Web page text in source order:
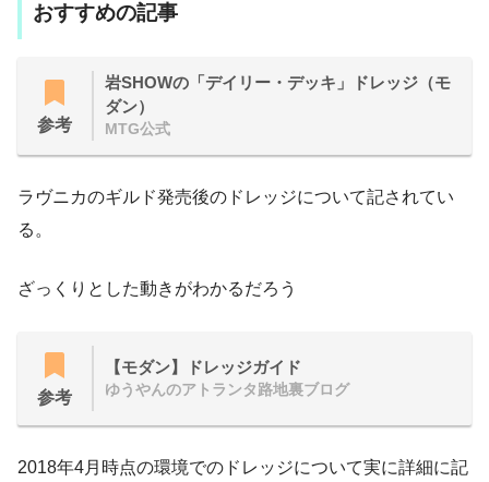
おすすめの記事
参考
岩SHOWの「デイリー・デッキ」ドレッジ（モ
ダン）
MTG公式
ラヴニカのギルド発売後のドレッジについて記されてい
る。
ざっくりとした動きがわかるだろう
参考
【モダン】ドレッジガイド
ゆうやんのアトランタ路地裏ブログ
2018年4月時点の環境でのドレッジについて実に詳細に記